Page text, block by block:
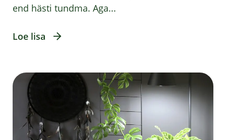
end hästi tundma. Aga...
Loe lisa